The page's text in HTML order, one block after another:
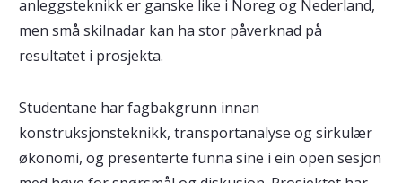
anleggsteknikk er ganske like i Noreg og Nederland,
men små skilnadar kan ha stor påverknad på
resultatet i prosjekta.
Studentane har fagbakgrunn innan
konstruksjonsteknikk, transportanalyse og sirkulær
økonomi, og presenterte funna sine i ein open sesjon